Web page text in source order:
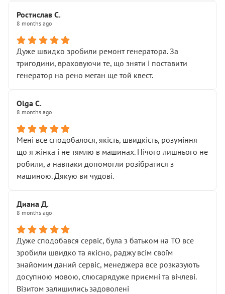
Хотілося б більше:
• належної уваги до авто
• прозорості в роботах і рахунках
• реальної діагностики, а не формального
“подивились і поїхав”
На жаль, складається враження, що сервіс працює не
Стосовно комунікації - все добре
звертатися до цього автосервісу.
Ростислав С.
8 months ago
Дуже швидко зробили ремонт генератора. За
тригодини, враховуючи те, що зняти і поставити
генератор на рено меган ще той квест.
Olga С.
8 months ago
Мені все сподобалося, якість, швидкість, розуміння
що я жінка і не тямлю в машинах. Нічого лишнього не
робили, а навпаки допомогли розібратися з
машиною. Дякую ви чудові.
Диана Д.
8 months ago
Дуже сподобався сервіс, була з батьком на ТО все
зробили швидко та якісно, раджу всім своїм
знайомим даний сервіс, менеджера все розказують
досупною мовою, слюсарядуже приємні та вічлеві.
Візитом залишились задоволені